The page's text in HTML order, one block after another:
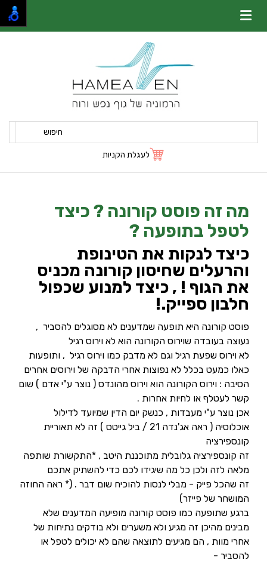
חיפוש
לעגלת הקניות
מה זה פוסט קורונה ? כיצד
לטפל בתופעה ?
כיצד לנקות את הטינופת
והרעלים שחיסון קורונה מכניס
את הגוף ! , כיצד למנוע שכפול
חלבון ספייק.!
פוסט קורונה היא תופעה שמדענים לא מסוגלים להסביר ,
נעוצה בעובדה שוירוס הקורונה הוא לא וירוס רגיל
לא וירוס שפעת רגיל וגם לא מדבק כמו וירוס רגיל , ותופעות
כאלו כמעט בכלל לא נפוצות אחרי הדבקה של וירוסים אחרים
הסיבה : וירוס הקורונה הוא וירוס מהונדס ( נוצר ע"י אדם ) שום
קשר לעטלף או לחיות אחרות .
אכן נוצר ע"י מעבדות , כנשק יום הדין שמיועד לדילול
אוכלוסיה ( ראה אג'נדה 21 / ביל גייטס ) זה לא תאוריית
קונספירציה
זה קונספירציה גלובלית מתוכננת היטב , *התקשורת שותפה
מלאה לזה ולכן כל מה שיגידו לכם כדי להשתיק אתכם
זה שהכל פייק - מבלי לנסות להוכיח שום דבר . (* ראה החוזה
המושחר של פייזר)
ברגע שתופעה כמו פוסט קורונה מופיעה המדענים שלא
מבינים מהיכן זה מגיע ולא משערים ולא בודקים נתיחות של
אחרי מוות , הם מגיעים לתוצאה שהם לא יכולים לטפל או
להסביר -